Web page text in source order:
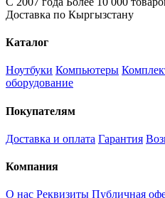
Доставка по Кыргызстану
Каталог
Ноутбуки Компьютеры
оборудование
Покупателям
Доставка и оплата Гарантия
Компания
О нас Реквизиты Публичная